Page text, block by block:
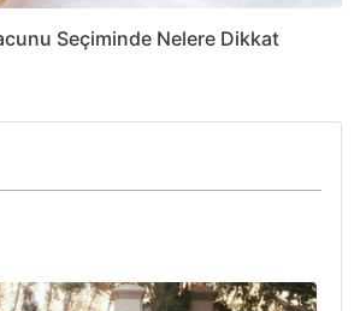
Seçiminde Nelere Dikkat